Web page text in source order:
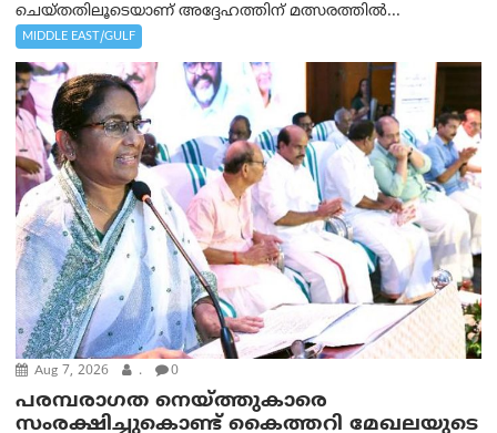
ചെയ്തതിലൂടെയാണ് അദ്ദേഹത്തിന് മത്സരത്തിൽ...
MIDDLE EAST/GULF
Aug 7, 2026 . 0
പരമ്പരാഗത നെയ്ത്തുകാരെ
സംരക്ഷിച്ചുകൊണ്ട് കൈത്തറി മേഖലയുടെ